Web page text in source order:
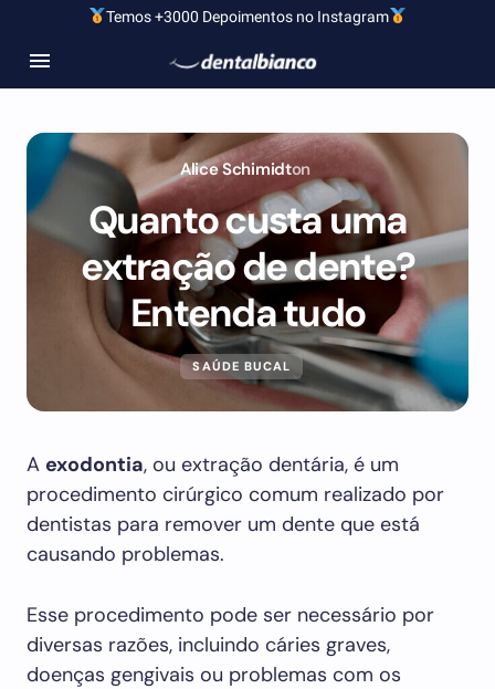
Alice Schimidton
Quanto custa uma
extração de dente?
Entenda tudo
SAÚDE BUCAL
A exodontia, ou extração dentária, é um
procedimento cirúrgico comum realizado por
dentistas para remover um dente que está
causando problemas.
Esse procedimento pode ser necessário por
diversas razões, incluindo cáries graves,
doenças gengivais ou problemas com os
Temos +3000 Depoimentos no Instagram